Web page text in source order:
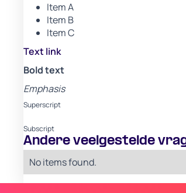
Item A
Item B
Item C
Text link
Bold text
Emphasis
Superscript
Subscript
Andere veelgestelde
No items found.